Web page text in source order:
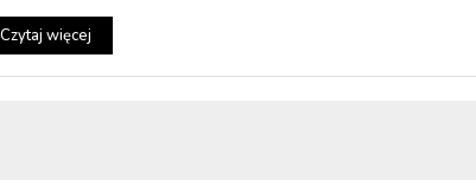
Czytaj więcej